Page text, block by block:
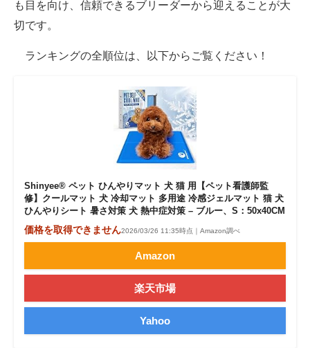
も目を向け、信頼できるブリーダーから迎えることが大
切です。
ランキングの全順位は、以下からご覧ください！
Shinyee® ペット ひんやりマット 犬 猫 用【ペット看護師監
修】クールマット 犬 冷却マット 多用途 冷感ジェルマット 猫 犬
ひんやりシート 暑さ対策 犬 熱中症対策 – ブルー、S：50x40CM
価格を取得できません2026/03/26 11:35時点｜Amazon調べ
Amazon
楽天市場
Yahoo